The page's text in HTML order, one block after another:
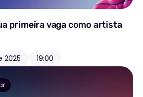
primeira vaga como artista
2025 19:00